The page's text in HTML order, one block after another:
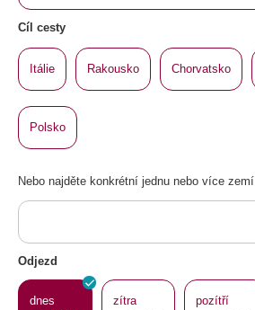
Cíl cesty
Itálie Rakousko Chorvatsko
Polsko
Nebo najděte konkrétní jednu nebo více zemí
Odjezd
dnes zítra pozítří